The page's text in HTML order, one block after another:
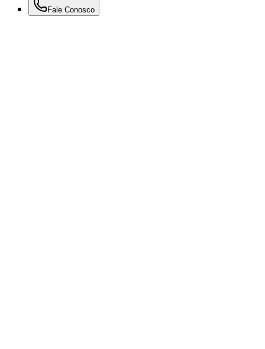
Fale Conosco